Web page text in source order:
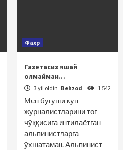
Фахр
Газетасиз яшай
олмайман…
3 yil oldin Behzod 1 542
Мен бугунги кун
журналистларини тоғ
чўққисига интилаётган
альпинистларга
ўхшатаман. Альпинист